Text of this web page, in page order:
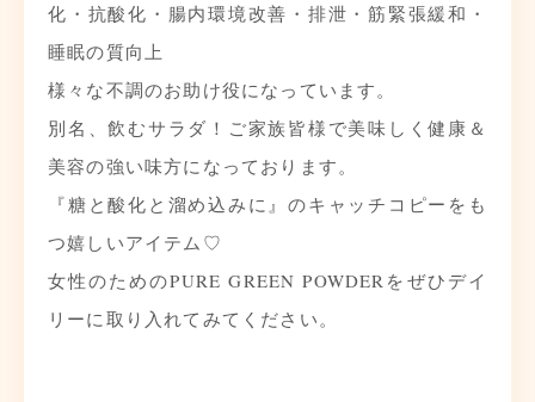
化・抗酸化・腸内環境改善・排泄・筋緊張緩和・
睡眠の質向上
様々な不調のお助け役になっています。
別名、飲むサラダ！ご家族皆様で美味しく健康＆
美容の強い味方になっております。
『糖と酸化と溜め込みに』のキャッチコピーをも
つ嬉しいアイテム♡
女性のためのPURE GREEN POWDERをぜひデイ
リーに取り入れてみてください。